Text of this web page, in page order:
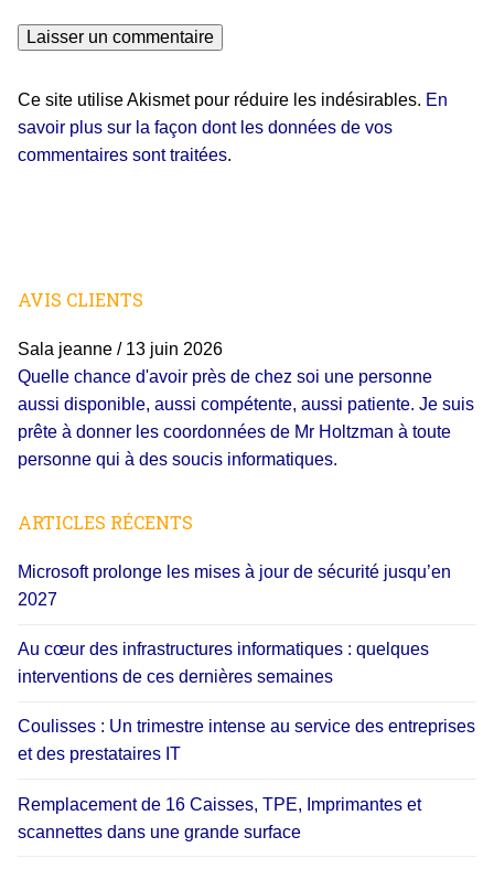
Ce site utilise Akismet pour réduire les indésirables. En
savoir plus sur la façon dont les données de vos
commentaires sont traitées.
AVIS CLIENTS
Sala jeanne / 13 juin 2026
Quelle chance d'avoir près de chez soi une personne
aussi disponible, aussi compétente, aussi patiente. Je suis
prête à donner les coordonnées de Mr Holtzman à toute
personne qui à des soucis informatiques.
ARTICLES RÉCENTS
Microsoft prolonge les mises à jour de sécurité jusqu’en
2027
Au cœur des infrastructures informatiques : quelques
interventions de ces dernières semaines
Coulisses : Un trimestre intense au service des entreprises
et des prestataires IT
Remplacement de 16 Caisses, TPE, Imprimantes et
scannettes dans une grande surface